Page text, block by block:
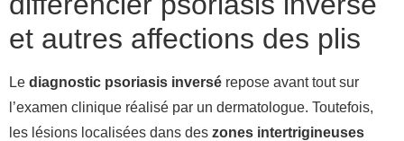
et autres affections des plis
Le diagnostic psoriasis inversé repose avant tout sur
l’examen clinique réalisé par un dermatologue. Toutefois,
les lésions localisées dans des zones intertrigineuses